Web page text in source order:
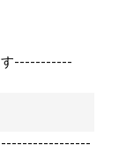
す-----------